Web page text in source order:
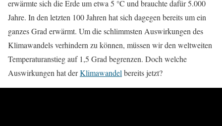
erwärmte sich die Erde um etwa 5 °C und brauchte dafür 5.000
Jahre. In den letzten 100 Jahren hat sich dagegen bereits um ein
ganzes Grad erwärmt. Um die schlimmsten Auswirkungen des
Klimawandels verhindern zu können, müssen wir den weltweiten
Temperaturanstieg auf 1,5 Grad begrenzen. Doch welche
Auswirkungen hat derKlimawandel bereits jetzt?